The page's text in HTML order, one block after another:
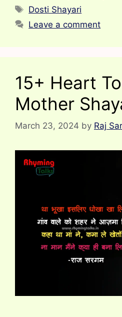
Tags
Dosti Shayari
Leave a comment
15+ Heart
Mother
March 23, 2024 by Raj